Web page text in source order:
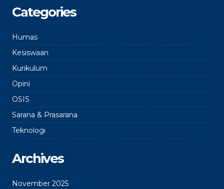
Categories
Humas
Kesiswaan
Kurikulum
Opini
OSIS
Sarana & Prasarana
Teknologi
Archives
November 2025